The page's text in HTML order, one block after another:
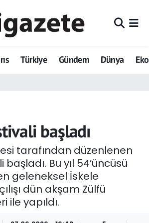
Türkiye Gündem Dünya
başladı
tarafından düzenlenen
Bu yıl 54’üncüsü
geleneksel İskele
dün akşam Zülfü
ile yapıldı.
Haberleri